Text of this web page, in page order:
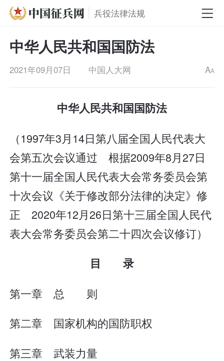
兵役法律法规
中华人民共和国国防法
2021年09月07日 中国人大网 AA
中华人民共和国国防法
（1997年3月14日第八届全国人民代表大
会第五次会议通过 根据2009年8月27日
第十一届全国人民代表大会常务委员会第
十次会议《关于修改部分法律的决定》修
正 2020年12月26日第十三届全国人民代
表大会常务委员会第二十四次会议修订）
目 录
第一章 总 则
第二章 国家机构的国防职权
第三章 武装力量